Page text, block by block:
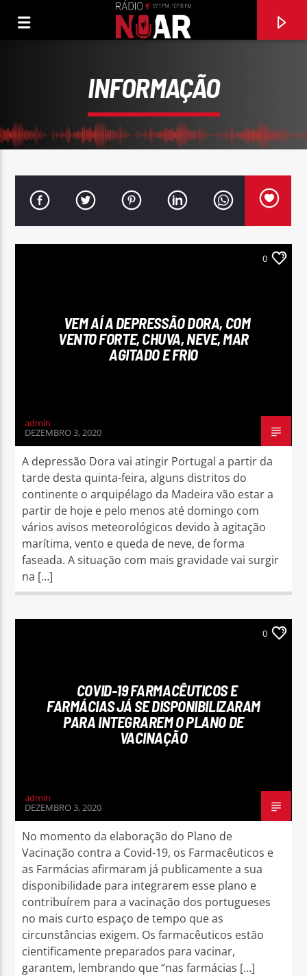
INFORMAÇÃO
0
VEM AÍ A DEPRESSÃO DORA, COM
VENTO FORTE, CHUVA, NEVE, MAR
AGITADO E FRIO
admin
DEZEMBRO 3, 2020
A depressão Dora vai atingir Portugal a partir da
tarde desta quinta-feira, alguns distritos do
continente o arquipélago da Madeira vão estar a
partir de hoje e pelo menos até domingo com
vários avisos meteorológicos devido à agitação
marítima, vento e queda de neve, de forma
faseada. A situação com mais gravidade vai surgir
na […]
0
COVID-19 FARMACÊUTICOS E
FARMÁCIAS JÁ SE DISPONIBILIZARAM
PARA INTEGRAREM O PLANO DE
VACINAÇÃO
admin
DEZEMBRO 3, 2020
No momento da elaboração do Plano de
Vacinação contra a Covid-19, os Farmacêuticos e
as Farmácias afirmaram já publicamente a sua
disponibilidade para integrarem esse plano e
contribuírem para a vacinação dos portugueses
no mais curto espaço de tempo que as
circunstâncias exigem. Os farmacêuticos estão
cientificamente preparados para vacinar,
garantem, lembrando que “nas farmácias […]